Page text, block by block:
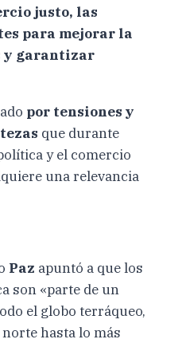
justo, las
para mejorar la
y garantizar
por tensiones y
que durante
y el comercio
una relevancia
Paz apuntó a que los
son «parte de un
el globo terráqueo,
hasta lo más